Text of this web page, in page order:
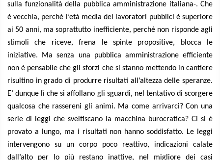
sulla funzionalità della pubblica amministrazione italiana-. Che
è vecchia, perché l’età media dei lavoratori pubblici è superiore
ai 50 anni, ma soprattutto inefficiente, perché non risponde agli
stimoli che riceve, frena le spinte propositive, blocca le
iniziative. Ma senza una pubblica amministrazione efficiente
non è pensabile che gli sforzi che si stanno mettendo in cantiere
risultino in grado di produrre risultati all’altezza delle speranze.
E’ dunque lì che si affollano gli sguardi, nel tentativo di scorgere
qualcosa che rassereni gli animi. Ma come arrivarci? Con una
serie di leggi che sveltiscano la macchina burocratica? Ci si è
provato a lungo, ma i risultati non hanno soddisfatto. Le leggi
intervengono su un corpo poco reattivo, indicazioni calate
dall’alto per lo più restano inattive, nel migliore dei casi